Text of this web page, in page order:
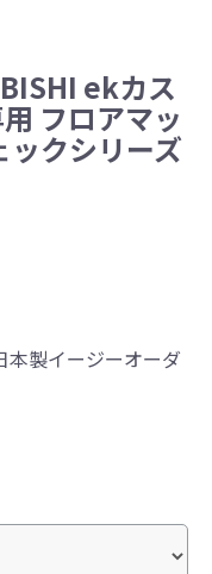
ekカス
フロアマッ
クシリーズ
本製イージーオーダ